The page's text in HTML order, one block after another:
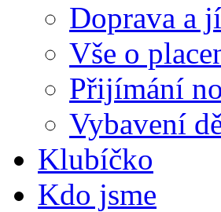
Doprava a
Vše o
Přijímání
Vybavení
Klubíčko
Kdo jsme